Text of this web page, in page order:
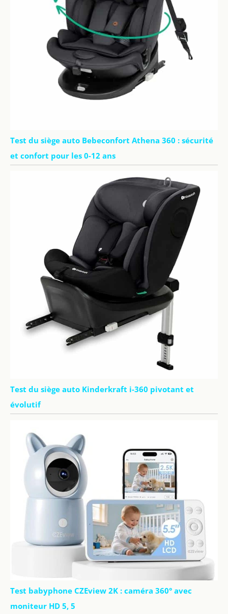
Test du siège auto Bebeconfort Athena 360 : sécurité
et confort pour les 0-12 ans
Test du siège auto Kinderkraft i-360 pivotant et
évolutif
Test babyphone CZEview 2K : caméra 360° avec
moniteur HD 5, 5